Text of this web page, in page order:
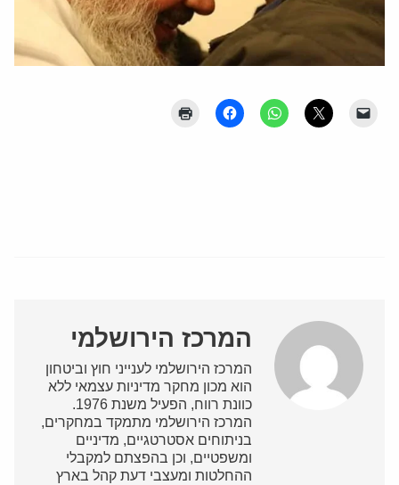
המרכז הירושלמי
המרכז הירושלמי לענייני חוץ וביטחון
הוא מכון מחקר מדיניות עצמאי ללא
כוונת רווח, הפעיל משנת 1976.
המרכז הירושלמי מתמקד במחקרים,
בניתוחים אסטרטגיים, מדיניים
ומשפטיים, וכן בהפצתם למקבלי
ההחלטות ומעצבי דעת קהל בארץ